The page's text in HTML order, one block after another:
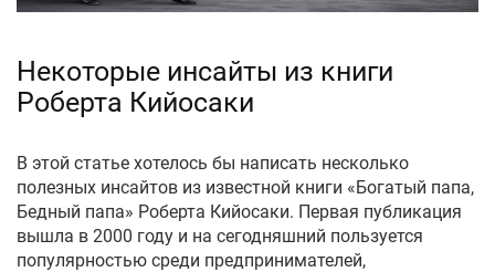
Некоторые инсайты из книги
Роберта Кийосаки
В этой статье хотелось бы написать несколько
полезных инсайтов из известной книги «Богатый папа,
Бедный папа» Роберта Кийосаки. Первая публикация
вышла в 2000 году и на сегодняшний пользуется
популярностью среди предпринимателей,